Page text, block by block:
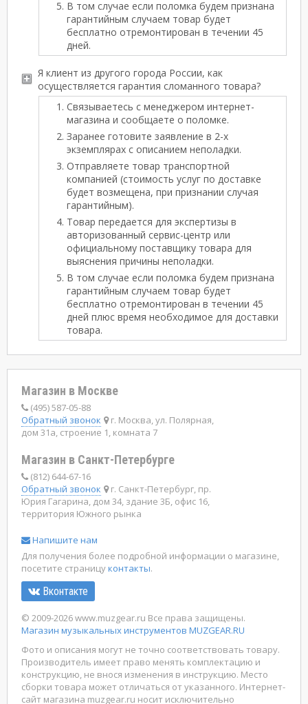
В том случае если поломка будем признана
гарантийным случаем товар будет
бесплатно отремонтирован в течении 45
дней.
Я клиент из другого города России, как
осуществляется гарантия сломанного товара?
Связываетесь с менеджером интернет-
магазина и сообщаете о поломке.
Заранее готовите заявление в 2-х
экземплярах с описанием неполадки.
Отправляете товар транспортной
компанией (стоимость услуг по доставке
будет возмещена, при признании случая
гарантийным).
Товар передается для экспертизы в
авторизованный сервис-центр или
официальному поставщику товара для
выяснения причины неполадки.
В том случае если поломка будем признана
гарантийным случаем товар будет
бесплатно отремонтирован в течении 45
дней плюс время необходимое для доставки
товара.
Магазин в Москве
(495) 587-05-88
Обратный звонок
г. Москва, ул. Полярная,
дом 31а, строение 1, комната 7
Магазин в Санкт-Петербурге
(812) 644-67-16
Обратный звонок
г. Санкт-Петербург, пр.
Юрия Гагарина, дом 34, здание 3Б, офис 16,
территория Южного рынка
Напишите нам
Для получения более подробной информации о магазине,
посетите страницуконтакты.
Вконтакте
© 2009-2026 www.muzgear.ru Все права защищены.
Магазин музыкальных инструментов MUZGEAR.RU
Фото и описания могут не точно соответствовать товару.
Производитель имеет право менять комплектацию и
конструкцию, не внося изменения в инструкцию. Место
сборки товара может отличаться от указанного. Интернет-
сайт магазина muzgear.ru носит исключительно